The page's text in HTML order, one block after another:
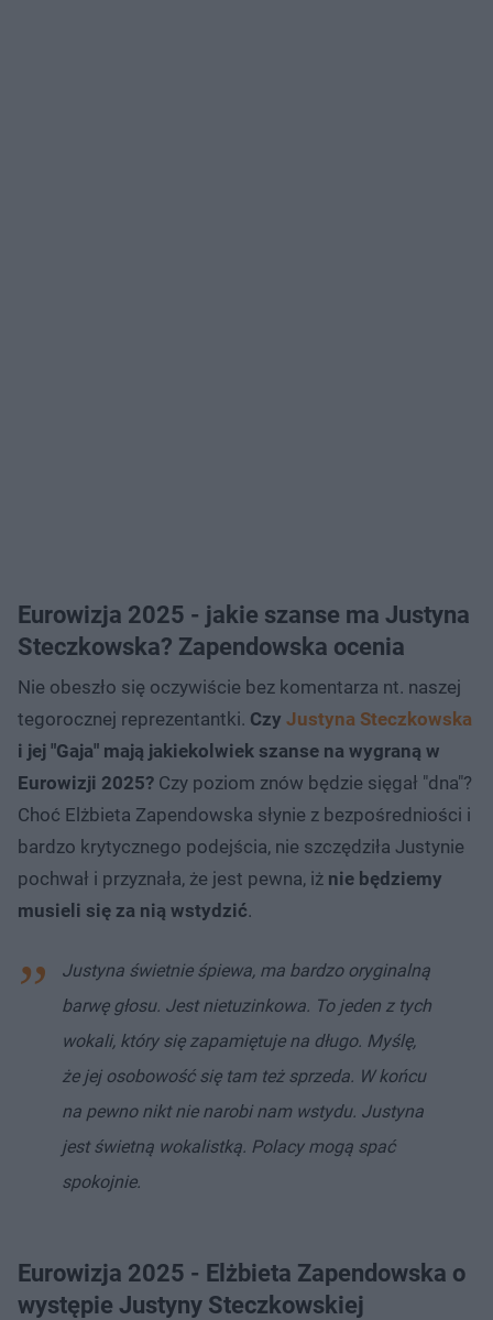
Eurowizja 2025 - jakie szanse ma Justyna
Steczkowska? Zapendowska ocenia
Nie obeszło się oczywiście bez komentarza nt. naszej
tegorocznej reprezentantki. Czy Justyna Steczkowska
i jej "Gaja" mają jakiekolwiek szanse na wygraną w
Eurowizji 2025? Czy poziom znów będzie sięgał "dna"?
Choć Elżbieta Zapendowska słynie z bezpośredniości i
bardzo krytycznego podejścia, nie szczędziła Justynie
pochwał i przyznała, że jest pewna, iż nie będziemy
musieli się za nią wstydzić.
Justyna świetnie śpiewa, ma bardzo oryginalną
barwę głosu. Jest nietuzinkowa. To jeden z tych
wokali, który się zapamiętuje na długo. Myślę,
że jej osobowość się tam też sprzeda. W końcu
na pewno nikt nie narobi nam wstydu. Justyna
jest świetną wokalistką. Polacy mogą spać
spokojnie.
Eurowizja 2025 - Elżbieta Zapendowska o
występie Justyny Steczkowskiej